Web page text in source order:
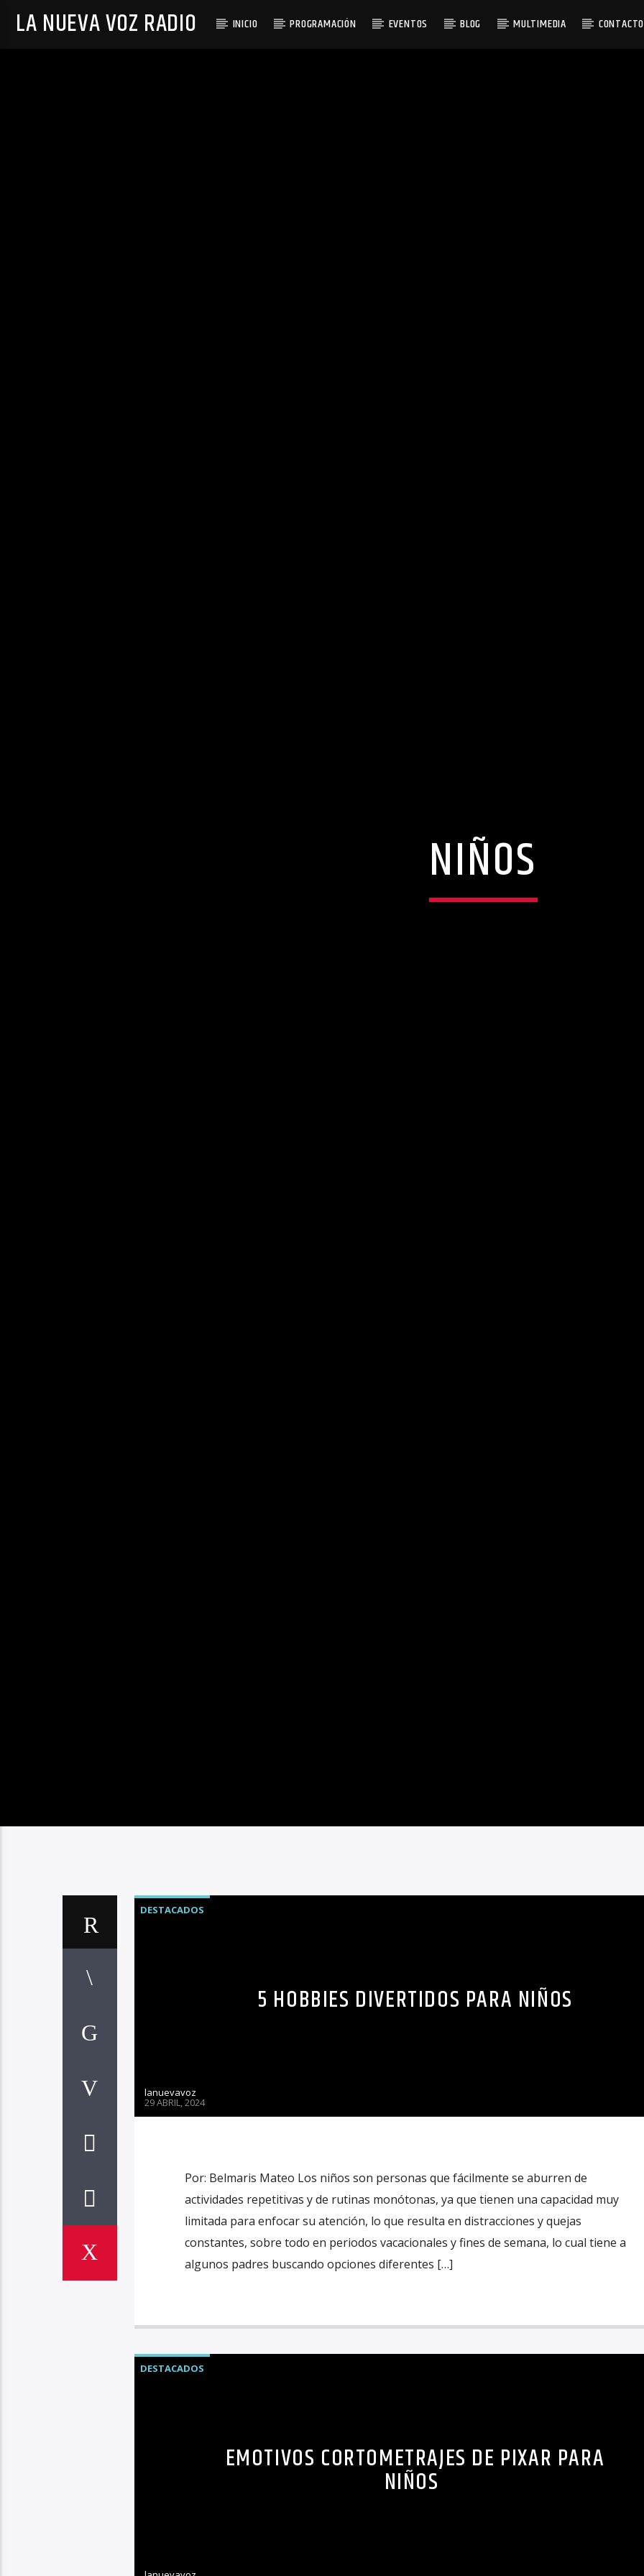
LA NUEVA VOZ RADIO INICIO PROGRAMACIÓN EVENTOS BLOG MULTIMEDIA CONTACTO
NIÑOS
DESTACADOS
5 HOBBIES DIVERTIDOS PARA NIÑOS
lanuevavoz
29 ABRIL, 2024
Por: Belmaris Mateo Los niños son personas que fácilmente se aburren de
actividades repetitivas y de rutinas monótonas, ya que tienen una capacidad muy
limitada para enfocar su atención, lo que resulta en distracciones y quejas
constantes, sobre todo en periodos vacacionales y fines de semana, lo cual tiene a
algunos padres buscando opciones diferentes […]
DESTACADOS
EMOTIVOS CORTOMETRAJES DE PIXAR PARA
NIÑOS